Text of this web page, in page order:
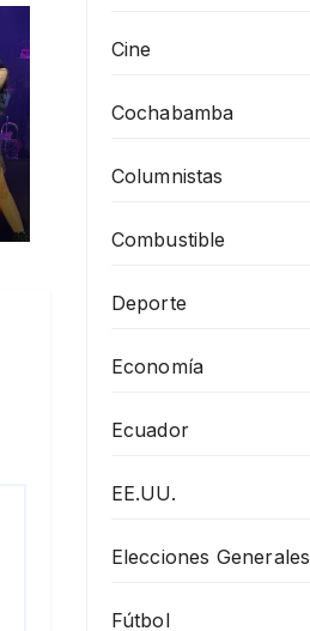
Cine
Cochabamba
Columnistas
Combustible
Deporte
Economía
Ecuador
EE.UU.
Elecciones Generales
Fútbol